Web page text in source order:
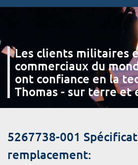
Les clients militaires
commerciaux du
ont confiance en la
Thomas - sur terre et
5267738-001
remplacement: